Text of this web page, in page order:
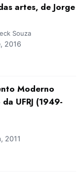
artes, de Jorge
Souza
2016
Moderno
UFRJ (1949-
2011